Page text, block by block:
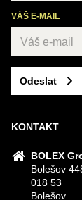
VÁŠ E-MAIL
Odeslat
KONTAKT
BOLEX
Bolešov
018 53
Bolešov